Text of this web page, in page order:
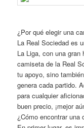
¿Por qué elegir una
La Real Sociedad es
La Liga, con una
camiseta de la Real
tu apoyo, sino
genera cada partido.
para cualquier
buen precio, ¡mejor
¿Cómo encontrar una